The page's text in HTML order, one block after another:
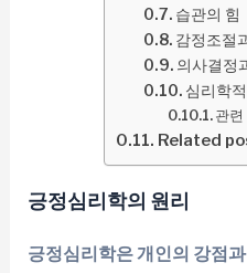
습관의 힘
감정조절
의사결정
심리학
관련
Related
긍정심리학의 원리
긍정심리학은 개인의 강점